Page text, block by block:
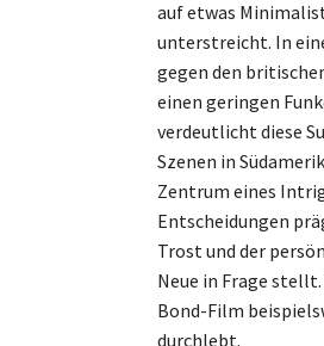
auf etwas
unterstreicht. In
gegen den
einen geringen
verdeutlicht diese
Szenen in
Zentrum eines
Entscheidungen
Trost und der
Neue in Frage
Bond-Film
durchlebt.